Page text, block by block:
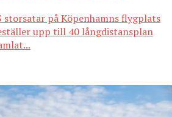
storsatar på Köpenhamns flygplats
upp till 40 långdistansplan